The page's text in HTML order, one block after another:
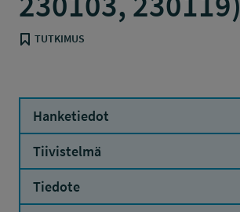
TUTKIMUS
Hanketiedot
Tiivistelmä
Tiedote